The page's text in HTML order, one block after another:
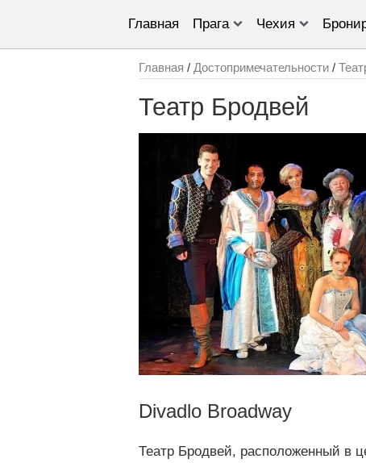
Главная Прага Чехия
Главная / Достопримечательности /
Театр Бродвей
Divadlo Broadway
Театр Бродвей, расположенный в